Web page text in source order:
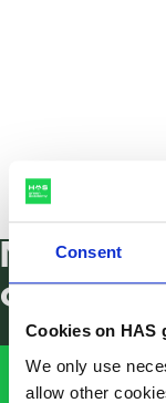
Consent
Cookies on HAS
We only use
allow other
Meer
Aarde, Data-